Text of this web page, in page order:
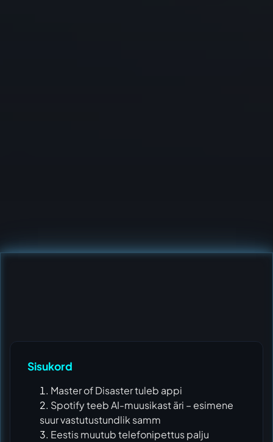
Sisukord
Master of Disaster tuleb appi
Spotify teeb AI-muusikast äri – esimene
suur vastutustundlik samm
Eestis muutub telefonipettus palju